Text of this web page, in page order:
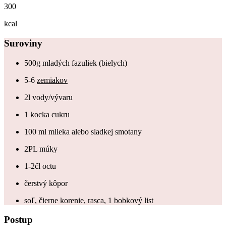
300
kcal
Suroviny
500g mladých fazuliek (bielych)
5-6 zemiakov
2l vody/vývaru
1 kocka cukru
100 ml mlieka alebo sladkej smotany
2PL múky
1-2čl octu
čerstvý kôpor
soľ, čierne korenie, rasca, 1 bobkový list
Postup